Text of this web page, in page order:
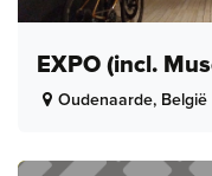
EXPO (incl.
Oudenaarde, België